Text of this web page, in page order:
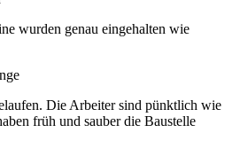
wurden genau eingehalten wie
Die Arbeiter sind pünktlich wie
früh und sauber die Baustelle